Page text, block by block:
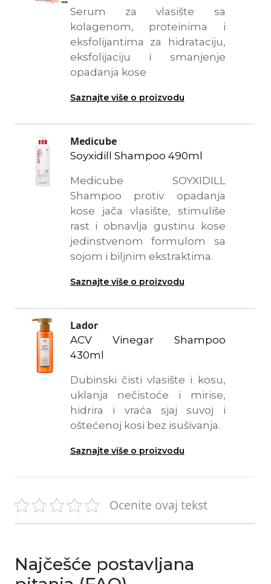
Serum za vlasište sa
kolagenom, proteinima i
eksfolijantima za hidrataciju,
eksfolijaciju i smanjenje
opadanja kose
Saznajte više o proizvodu
Medicube
Soyxidill Shampoo 490ml
Medicube SOYXIDILL
Shampoo protiv opadanja
kose jača vlasište, stimuliše
rast i obnavlja gustinu kose
jedinstvenom formulom sa
sojom i biljnim ekstraktima.
Saznajte više o proizvodu
Lador
ACV Vinegar Shampoo
430ml
Dubinski čisti vlasište i kosu,
uklanja nečistoće i mirise,
hidrira i vraća sjaj suvoj i
oštećenoj kosi bez isušivanja.
Saznajte više o proizvodu
Ocenite ovaj tekst
Najčešće postavljana